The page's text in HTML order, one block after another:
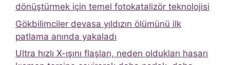
dönüştürmek için temel fotokatalizör teknolojisi
Gökbilimciler devasa yıldızın ölümünü ilk
patlama anında yakaladı
Ultra hızlı X-ışını flaşları, neden oldukları hasarı